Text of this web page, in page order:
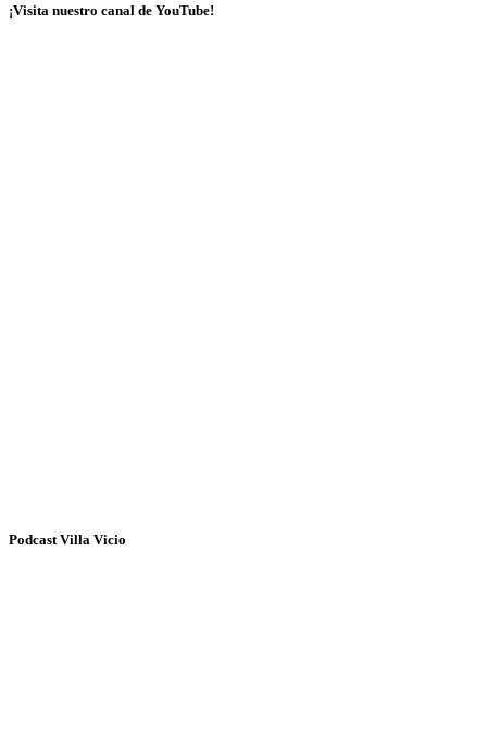
¡Visita nuestro canal de YouTube!
Podcast Villa Vicio